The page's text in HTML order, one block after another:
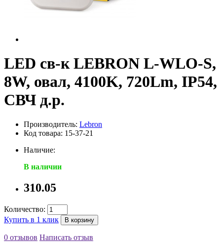
LED св-к LEBRON L-WLO-S,
8W, овал, 4100K, 720Lm, ІР54,
СВЧ д.р.
Производитель: Lebron
Код товара: 15-37-21
Наличие:
В наличии
310.05
Количество:
Купить в 1 клик
В корзину
0 отзывов Написать отзыв